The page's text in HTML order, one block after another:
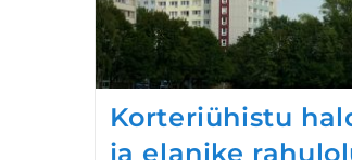
Korteriühistu
ja elanike